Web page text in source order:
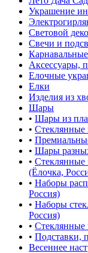
Украшение
Световой
Свечи и
Аксессуары,
Елочные
Елки
Изделия из
Шары
• Шары из
•
•
• Шары
• Стеклянные
(Ёлочка,
• Наборы
Россия)
• Наборы
Россия)
•
• Подставки,
Весеннее